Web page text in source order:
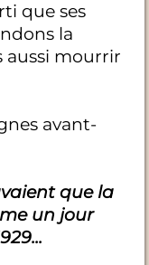
que ses
la
aussi mourrir
avant-
que la
un jour